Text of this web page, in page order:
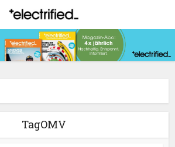
TagOMV